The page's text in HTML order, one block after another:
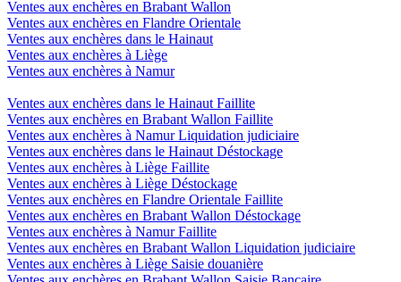
Ventes aux enchères en Brabant Wallon
Ventes aux enchères en Flandre Orientale
Ventes aux enchères dans le Hainaut
Ventes aux enchères à Liège
Ventes aux enchères à Namur
Ventes aux enchères dans le Hainaut Faillite
Ventes aux enchères en Brabant Wallon Faillite
Ventes aux enchères à Namur Liquidation judiciaire
Ventes aux enchères dans le Hainaut Déstockage
Ventes aux enchères à Liège Faillite
Ventes aux enchères à Liège Déstockage
Ventes aux enchères en Flandre Orientale Faillite
Ventes aux enchères en Brabant Wallon Déstockage
Ventes aux enchères à Namur Faillite
Ventes aux enchères en Brabant Wallon Liquidation judiciaire
Ventes aux enchères à Liège Saisie douanière